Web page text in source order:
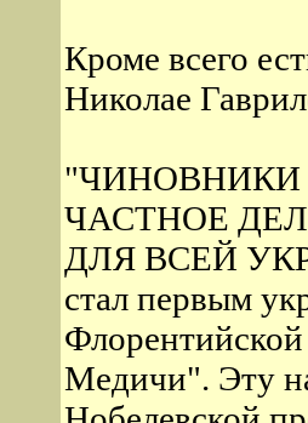
Кроме всего
Николае
"ЧИНОВНИКИ
ЧАСТНОЕ
ДЛЯ ВСЕЙ
стал первым
Медичи". Эту